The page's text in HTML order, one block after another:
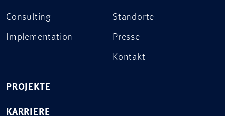
Consulting
Implementation
Standorte
Presse
Kontakt
PROJEKTE
KARRIERE